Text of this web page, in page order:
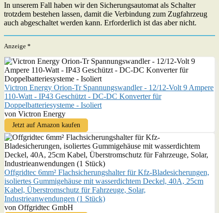
In unserem Fall haben wir den Sicherungsautomat als Schalter
trotzdem bestehen lassen, damit die Verbindung zum Zugfahrzeug
auch abgeschaltet werden kann. Erforderlich ist das aber nicht.
Anzeige *
Victron Energy Orion-Tr Spannungswandler - 12/12-Volt 9 Ampere
110-Watt - IP43 Geschützt - DC-DC Konverter für
Doppelbatteriesysteme - Isoliert
von Victron Energy
Jetzt auf Amazon kaufen
Offgridtec 6mm² Flachsicherungshalter für Kfz-Bladesicherungen,
isoliertes Gummigehäuse mit wasserdichtem Deckel, 40A, 25cm
Kabel, Überstromschutz für Fahrzeuge, Solar,
Industrieanwendungen (1 Stück)
von Offgridtec GmbH